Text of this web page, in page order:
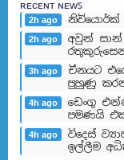
ʀᴇᴄᴇɴᴛ ɴᴇᴡꜱ
2h ago නිව්යොර්ක්
2h ago
අවුන්
3h ago
චීනයට
පුහුණු
4h ago
ඩෙංගු
පමණයි එක්
4h ago
විදෙස්
ඉල්ලීම